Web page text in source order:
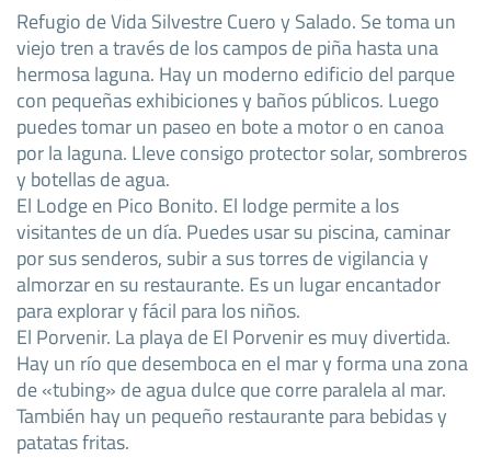
Refugio de Vida Silvestre Cuero y Salado. Se toma un
viejo tren a través de los campos de piña hasta una
hermosa laguna. Hay un moderno edificio del parque
con pequeñas exhibiciones y baños públicos. Luego
puedes tomar un paseo en bote a motor o en canoa
por la laguna. Lleve consigo protector solar, sombreros
y botellas de agua.
El Lodge en Pico Bonito. El lodge permite a los
visitantes de un día. Puedes usar su piscina, caminar
por sus senderos, subir a sus torres de vigilancia y
almorzar en su restaurante. Es un lugar encantador
para explorar y fácil para los niños.
El Porvenir. La playa de El Porvenir es muy divertida.
Hay un río que desemboca en el mar y forma una zona
de «tubing» de agua dulce que corre paralela al mar.
También hay un pequeño restaurante para bebidas y
patatas fritas.